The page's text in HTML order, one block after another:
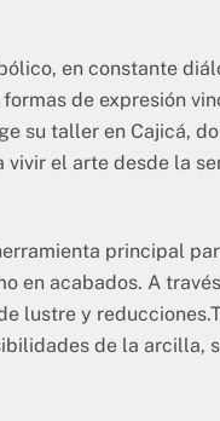
en constante
de expresión
su taller en Cajicá,
el arte desde la
principal
en acabados. A
lustre y
de la arcilla,